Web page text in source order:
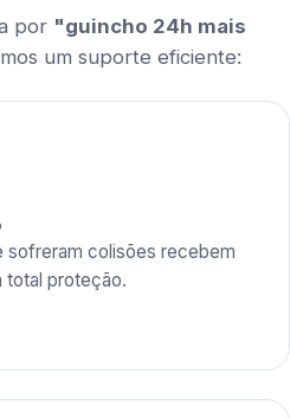
por "guincho 24h mais
um suporte eficiente:
sofreram colisões recebem
total proteção.